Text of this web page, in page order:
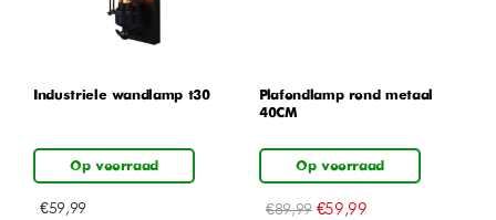
Industriele wandlamp t30
Op voorraad
€59,99
Plafondlamp rond metaal
40CM
Op voorraad
€89,99 €59,99